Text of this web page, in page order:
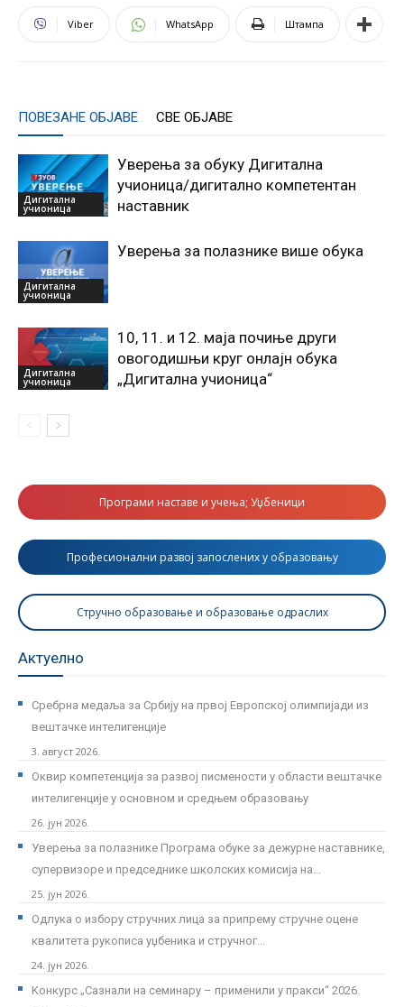
Viber WhatsApp Штампа
ПОВЕЗАНЕ ОБЈАВЕ СВЕ ОБЈАВЕ
Дигитална
учионица
Уверења за обуку Дигитална
учионица/дигитално компетентан
наставник
Дигитална
учионица
Уверења за полазнике више обука
Дигитална
учионица
10, 11. и 12. маја почиње други
овогодишњи круг онлајн обука
„Дигитална учионица“
Програми наставе и учења; Уџбеници
Професионални развој запослених у образовању
Стручно образовање и образовање одраслих
Актуелно
Сребрна медаља за Србију на првој Европској олимпијади из
вештачке интелигенције
3. август 2026.
Оквир компетенција за развој писмености у области вештачке
интелигенције у основном и средњем образовању
26. јун 2026.
Уверења за полазнике Програмa обуке за дежурне наставнике,
супервизоре и председнике школских комисија на...
25. јун 2026.
Одлука о избору стручних лица за припрему стручне оцене
квалитета рукописа уџбеника и стручног...
24. јун 2026.
Kонкурс „Сазнали на семинару – применили у пракси“ 2026.